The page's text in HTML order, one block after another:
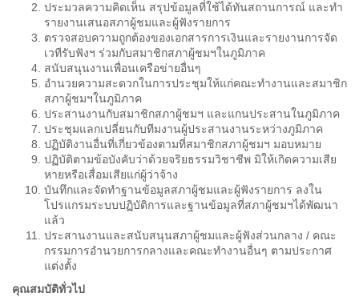
ประมวลความคิดเห็น สรุปข้อมูลที่ใช้ได้ทันสถานการณ์ และทำ
รายงานเสนอสภาผู้ชมและผู้ฟังรายการ
ตรวจสอบความถูกต้องของเอกสารการเงินและรายงานการจัด
เวทีรับฟังฯ ร่วมกับสมาชิกสภาผู้ชมฯในภูมิภาค
สนับสนุนงานเพื่อนเครือข่ายอื่นๆ
อำนวยความสะดวกในการประชุมให้แก่คณะทำงานและสมาชิก
สภาผู้ชมฯในภูมิภาค
ประสานงานกับสมาชิกสภาผู้ชมฯ และแกนประสานในภูมิภาค
ประชุมแลกเปลี่ยนกับทีมงานผู้ประสานงานระหว่างภูมิภาค
ปฏิบัติงานอื่นที่เกี่ยวข้องตามที่สมาชิกสภาผู้ชมฯ มอบหมาย
ปฏิบัติตามข้อบังคับว่าด้วยจริยธรรมวิชาชีพ มิให้เกิดความเสีย
หายหรือเสื่อมเสียแก่ผู้ว่าจ้าง
บันทึกและจัดทำฐานข้อมูลสภาผู้ชมและผู้ฟังรายการ ลงใน
โปรแกรมระบบปฏิบัติการและฐานข้อมูลที่สภาผู้ชมฯได้พัฒนา
แล้ว
ประสานงานและสนับสนุนสภาผู้ชมและผู้ฟังส่วนกลาง / คณะ
กรรมการอำนวยการกลางและคณะทำงานอื่นๆ ตามประกาศ
แต่งตั้ง
คุณสมบัติทั่วไป